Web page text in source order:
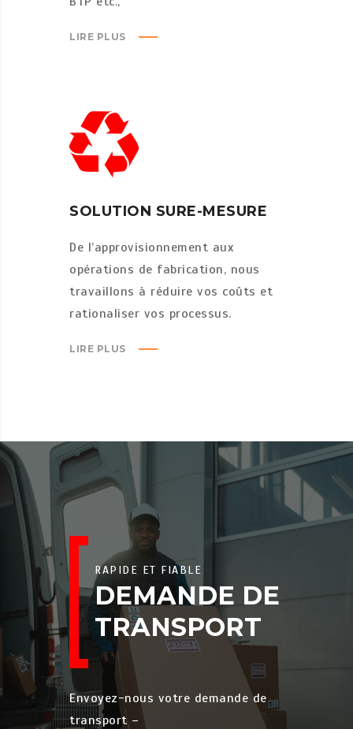
LIRE PLUS
SOLUTION SURE-MESURE
De l’approvisionnement aux
opérations de fabrication, nous
travaillons à réduire vos coûts et
rationaliser vos processus.
LIRE PLUS
RAPIDE ET FIABLE
DEMANDE DE
TRANSPORT
Envoyez-nous votre demande de
transport –